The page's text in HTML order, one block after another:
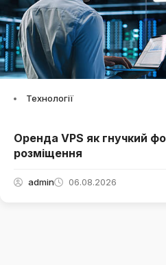
Технології
Оренда VPS як гнучкий
розміщення
admin 06.08.2026